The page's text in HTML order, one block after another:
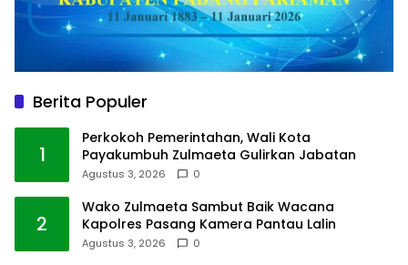
Berita Populer
1
Perkokoh Pemerintahan, Wali Kota
Payakumbuh Zulmaeta Gulirkan Jabatan
Agustus 3, 2026 0
2
Wako Zulmaeta Sambut Baik Wacana
Kapolres Pasang Kamera Pantau Lalin
Agustus 3, 2026 0